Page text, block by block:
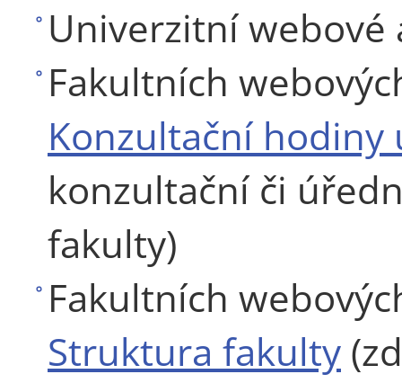
Univerzitní
Fakultních
Konzultační hodiny
konzultační či
fakulty)
Fakultních
Struktura fakulty